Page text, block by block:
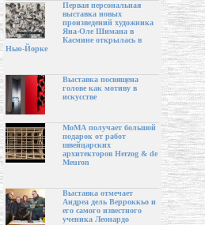
Первая персональная
выставка новых
произведений художника
Яна-Оле Шимана в
Касмине открылась в
Нью-Йорке
Выставка посвящена
голове как мотиву в
искусстве
МоМА получает большой
подарок от работ
швейцарских
архитекторов Herzog & de
Meuron
Выставка отмечает
Андреа дель Верроккьо и
его самого известного
ученика Леонардо